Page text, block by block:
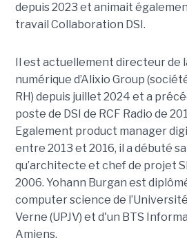
depuis 2023 et animait
travail Collaboration DSI.
Il est actuellement directeur
numérique d’Alixio Group
RH) depuis juillet 2024 et a
poste de DSI de RCF Radio de
Egalement product manager
entre 2013 et 2016, il a débuté
qu’architecte et chef de projet
2006. Yohann Burgan est
computer science de
Verne (UPJV) et d'un BTS
Amiens.